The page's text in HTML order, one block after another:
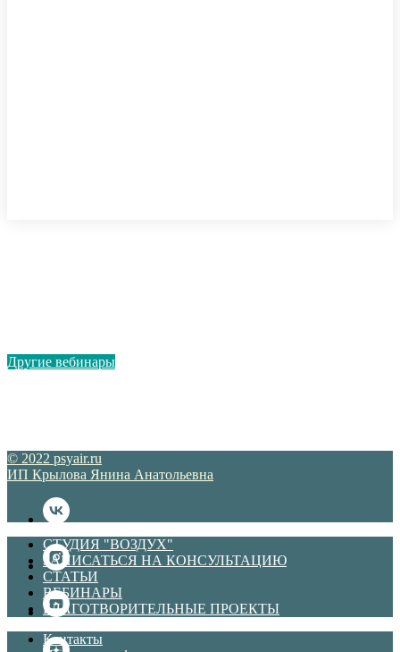
Другие вебинары
© 2022 psyair.ru
ИП Крылова Янина Анатольевна
СТУДИЯ "ВОЗДУХ"
ЗАПИСАТЬСЯ НА КОНСУЛЬТАЦИЮ
СТАТЬИ
ВЕБИНАРЫ
БЛАГОТВОРИТЕЛЬНЫЕ ПРОЕКТЫ
Контакты